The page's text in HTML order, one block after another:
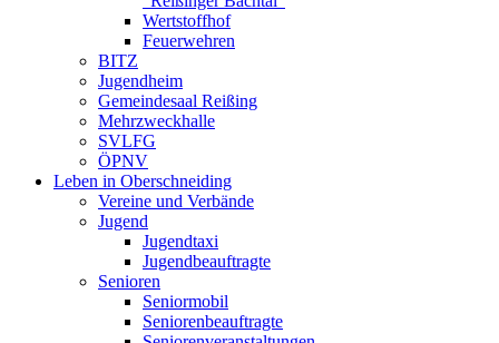
Wertstoffhof
Feuerwehren
BITZ
Jugendheim
Gemeindesaal Reißing
Mehrzweckhalle
SVLFG
ÖPNV
Leben in Oberschneiding
Vereine und Verbände
Jugend
Jugendtaxi
Jugendbeauftragte
Senioren
Seniormobil
Seniorenbeauftragte